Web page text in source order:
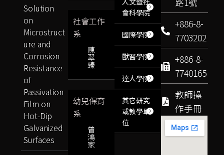
+886-8-
7703202
+886-8-
7740165
教師操
作手冊
會科學院
國際學院
獸醫學院
達人學院
其它研究
或教學單
位
社會工作
系
陳
翠
臻
幼兒保育
系
曾
鴻
家
Solution
on
Microstruct
ure and
Corrosion
Resistance
of
Passivation
Film on
Hot-Dip
Galvanized
Surfaces